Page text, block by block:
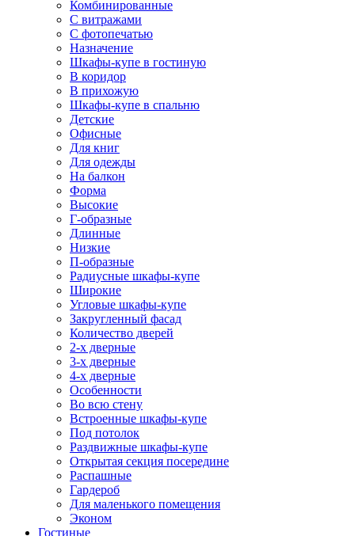
Комбинированные
С витражами
С фотопечатью
Назначение
Шкафы-купе в гостиную
В коридор
В прихожую
Шкафы-купе в спальню
Детские
Офисные
Для книг
Для одежды
На балкон
Форма
Высокие
Г-образные
Длинные
Низкие
П-образные
Радиусные шкафы-купе
Широкие
Угловые шкафы-купе
Закругленный фасад
Количество дверей
2-х дверные
3-х дверные
4-х дверные
Особенности
Во всю стену
Встроенные шкафы-купе
Под потолок
Раздвижные шкафы-купе
Открытая секция посередине
Распашные
Гардероб
Для маленького помещения
Эконом
Гостиные